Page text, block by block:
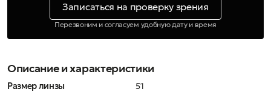
Записаться на проверку зрения
Перезвоним и согласуем удобную дату и время
Описание и характеристики
Размер линзы
51